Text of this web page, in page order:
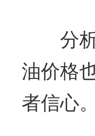
分析
油价格
者信心。